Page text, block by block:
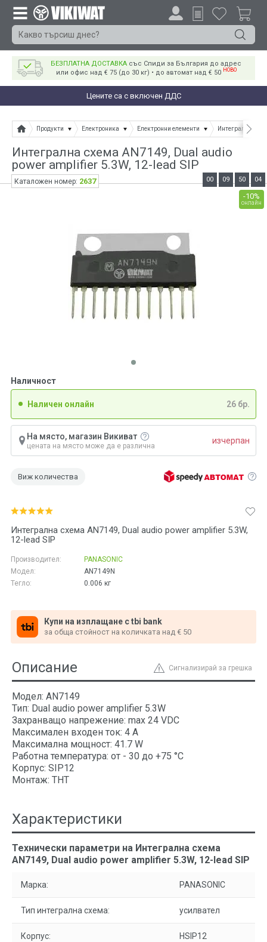
БЕЗПЛАТНА ДОСТАВКА със Спиди за България до адрес
или офис над € 75 (до 30 кг) • до автомат над € 50 НОВО
Цените са с включен ДДС
Продукти Електроника Електронни елементи Интегрални
Интегрална схема AN7149, Dual audio
power amplifier 5.3W, 12-lead SIP
Интегрална схема AN7149, Dual audio power amplifier 5.3W,
12-lead SIP
Производител:
PANASONIC
Модел:
AN7149N
Тегло:
0.006 кг
Купи на изплащане с tbi bank
за обща стойност на количката над € 50
Наличност
Наличен онлайн 26 бр.
На място, магазин Викиват
цената на място може да е различна
изчерпан
Виж количества
-10%
онлайн
00 09 50 04
Каталожен номер: 2637
Сигнализирай за грешка
Описание
Модел: AN7149
Тип: Dual audio power amplifier 5.3W
Захранващо напрежение: max 24 VDC
Максимален входен ток: 4 A
Максимална мощност: 41.7 W
Работна температура: от - 30 до +75 °C
Корпус: SIP12
Монтаж: THT
Характеристики
Технически параметри на Интегрална схема
AN7149, Dual audio power amplifier 5.3W, 12-lead SIP
Марка: PANASONIC
Тип интегрална схема: усилвател
Корпус: HSIP12